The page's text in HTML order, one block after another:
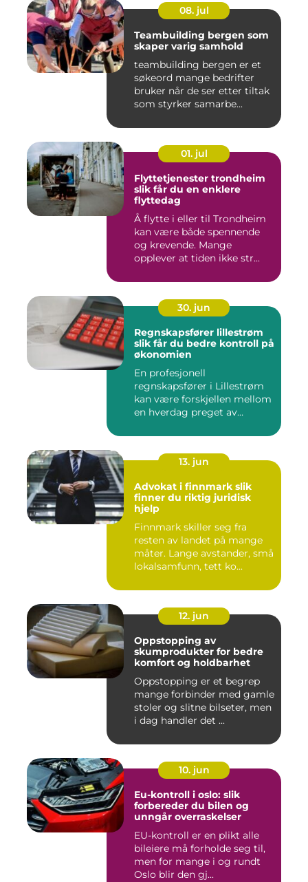
08. jul
Teambuilding bergen som
skaper varig samhold
teambuilding bergen er et
søkeord mange bedrifter
bruker når de ser etter tiltak
som styrker samarbe...
01. jul
Flyttetjenester trondheim
slik får du en enklere
flyttedag
Å flytte i eller til Trondheim
kan være både spennende
og krevende. Mange
opplever at tiden ikke str...
30. jun
Regnskapsfører lillestrøm
slik får du bedre kontroll på
økonomien
En profesjonell
regnskapsfører i Lillestrøm
kan være forskjellen mellom
en hverdag preget av
13. jun
Advokat i finnmark slik
finner du riktig juridisk
hjelp
Finnmark skiller seg fra
resten av landet på mange
måter. Lange avstander, små
lokalsamfunn, tett ko...
12. jun
Oppstopping av
skumprodukter for bedre
komfort og holdbarhet
Oppstopping er et begrep
mange forbinder med gamle
stoler og slitne bilseter, men
i dag handler det ...
10. jun
Eu-kontroll i oslo: slik
forbereder du bilen og
unngår overraskelser
EU-kontroll er en plikt alle
bileiere må forholde seg til,
men for mange i og rundt
Oslo blir den gj...